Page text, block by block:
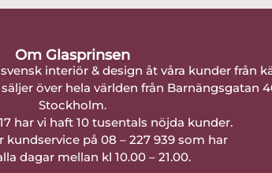
Om Glasprinsen
interiör & design åt våra kunder från
över hela världen från Barnängsgatan
Stockholm.
har vi haft 10 tusentals nöjda kunder.
kundservice på 08 – 227 939 som har
dagar mellan kl 10.00 – 21.00.